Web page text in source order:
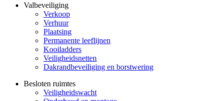
Valbeveiliging
Verkoop
Verhuur
Plaatsing
Permanente leeflijnen
Kooiladders
Veiligheidsnetten
Dakrandbeveiliging en borstwering
Besloten ruimtes
Veiligheidswacht